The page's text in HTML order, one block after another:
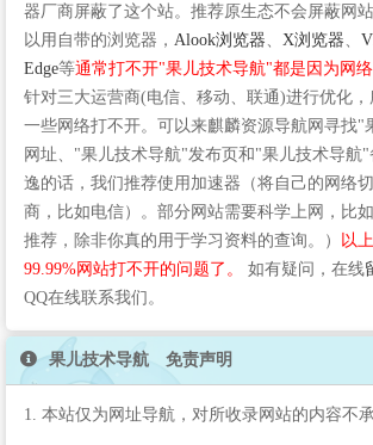
器厂商屏蔽了这个站。推荐原生态不会屏蔽网
以用自带的浏览器， Alook浏览器 X浏览器
Edge等通常打不开"果儿技术导航"都是因为网络
针对三大运营商(电信、移动、联通)进行优化，
一些网络打不开。可以来麒麟资源导航网寻找"
网址、"果儿技术导航"发布页和"果儿技术导航"
逸的话，我们推荐使用加速器（将自己的网络
商，比如电信）。部分网站需要科学上网，比
推荐，除非你真的用于学习资料的查询。）
以
99.99%网站打不开的问题了。
如有疑问，在线
QQ在线联系我们。
果儿技术导航 免责声明
1. 本站仅为网址导航，对所收录网站的内容不